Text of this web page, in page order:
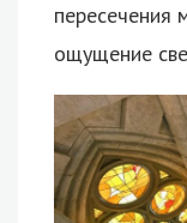
пересечения
ощущение